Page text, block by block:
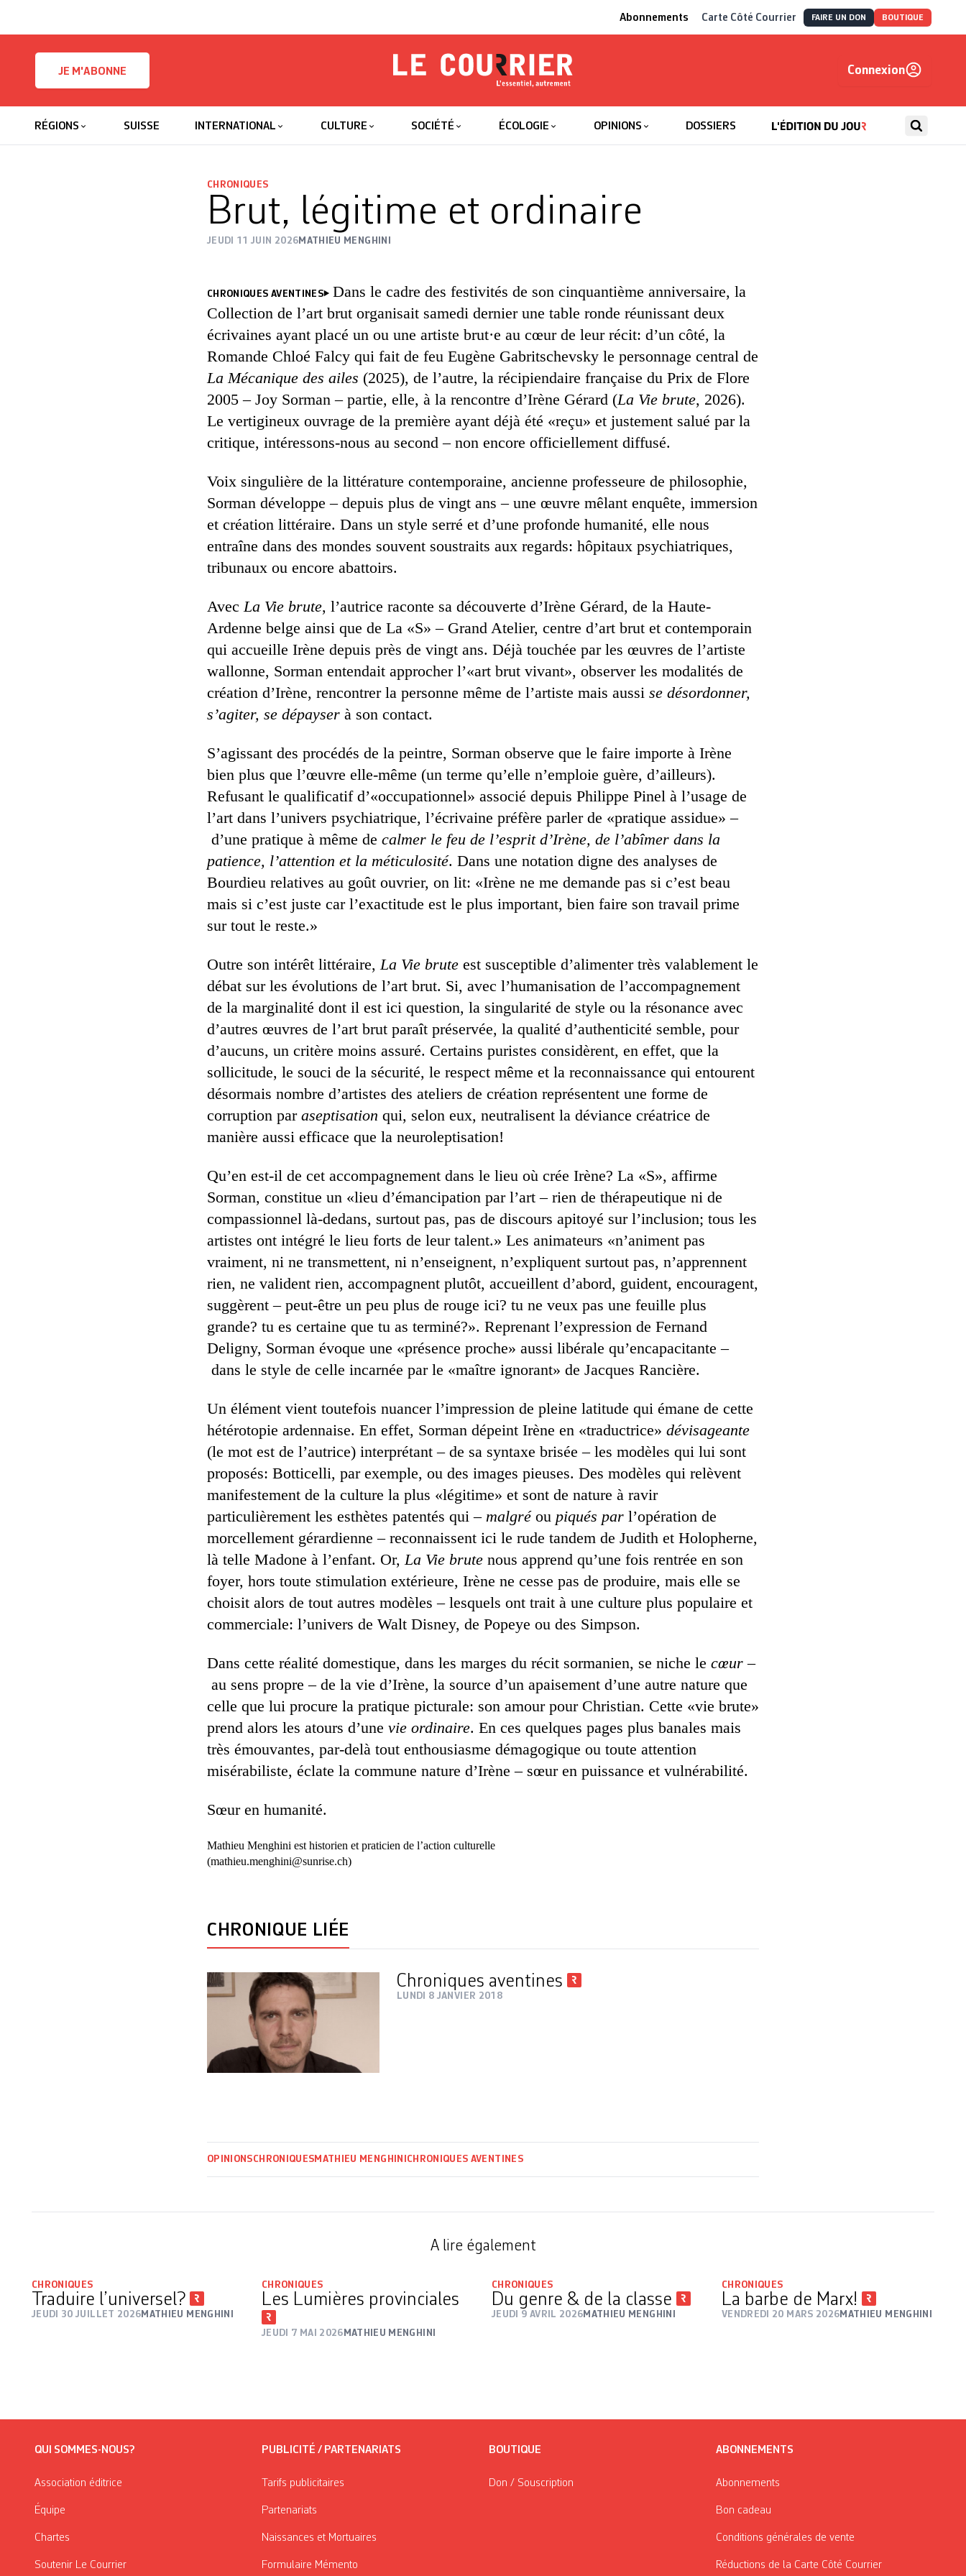
Abonnements Carte Côté Courrier FAIRE UN DON BOUTIQUE
JE M'ABONNE
Le Courrier
Connexion
RÉGIONS SUISSE INTERNATIONAL CULTURE SOCIÉTÉ ÉCOLOGIE OPINIONS DOSSIERS
CHRONIQUES
Brut, légitime et ordinaire
JEUDI 11 JUIN 2026 MATHIEU MENGHINI
CHRONIQUES AVENTINES
Dans le cadre des festivités de son cinquantième anniversaire, la
Collection de l’art brut organisait samedi dernier une table ronde réunissant deux
écrivaines ayant placé un ou une artiste brut·e au cœur de leur récit: d’un côté, la
Romande Chloé Falcy qui fait de feu Eugène Gabritschevsky le personnage central de
La Mécanique des ailes (2025), de l’autre, la récipiendaire française du Prix de Flore
2005 – Joy Sorman – partie, elle, à la rencontre d’Irène Gérard (La Vie brute, 2026).
Le vertigineux ouvrage de la première ayant déjà été «reçu» et justement salué par la
critique, intéressons-nous au second – non encore officiellement diffusé.
Voix singulière de la littérature contemporaine, ancienne professeure de philosophie,
Sorman développe – depuis plus de vingt ans – une œuvre mêlant enquête, immersion
et création littéraire. Dans un style serré et d’une profonde humanité, elle nous
entraîne dans des mondes souvent soustraits aux regards: hôpitaux psychiatriques,
tribunaux ou encore abattoirs.
AvecLa Vie brute, l’autrice raconte sa découverte d’Irène Gérard, de la Haute-
Ardenne belge ainsi que de La «S» – Grand Atelier, centre d’art brut et contemporain
qui accueille Irène depuis près de vingt ans. Déjà touchée par les œuvres de l’artiste
wallonne, Sorman entendait approcher l’«art brut vivant», observer les modalités de
création d’Irène, rencontrer la personne même de l’artiste mais aussi se désordonner,
s’agiter, se dépayser à son contact.
S’agissant des procédés de la peintre, Sorman observe que le faire importe à Irène
bien plus que l’œuvre elle-même (un terme qu’elle n’emploie guère, d’ailleurs).
Refusant le qualificatif d’«occupationnel» associé depuis Philippe Pinel à l’usage de
l’art dans l’univers psychiatrique, l’écrivaine préfère parler de «pratique assidue» –
d’une pratique à même de calmer le feu de l’esprit d’Irène, de l’abîmer dans la
patience, l’attention et la méticulosité. Dans une notation digne des analyses de
Bourdieu relatives au goût ouvrier, on lit: «Irène ne me demande pas si c’est beau
mais si c’est juste car l’exactitude est le plus important, bien faire son travail prime
sur tout le reste.»
Outre son intérêt littéraire,La Vie brute est susceptible d’alimenter très valablement le
débat sur les évolutions de l’art brut. Si, avec l’humanisation de l’accompagnement
de la marginalité dont il est ici question, la singularité de style ou la résonance avec
d’autres œuvres de l’art brut paraît préservée, la qualité d’authenticité semble, pour
d’aucuns, un critère moins assuré. Certains puristes considèrent, en effet, que la
sollicitude, le souci de la sécurité, le respect même et la reconnaissance qui entourent
désormais nombre d’artistes des ateliers de création représentent une forme de
corruption par aseptisation qui, selon eux, neutralisent la déviance créatrice de
manière aussi efficace que la neuroleptisation!
Qu’en est-il de cet accompagnement dans le lieu où crée Irène? La «S», affirme
Sorman, constitue un «lieu d’émancipation par l’art – rien de thérapeutique ni de
compassionnel là-dedans, surtout pas, pas de discours apitoyé sur l’inclusion; tous les
artistes ont intégré le lieu forts de leur talent.» Les animateurs «n’animent pas
vraiment, ni ne transmettent, ni n’enseignent, n’expliquent surtout pas, n’apprennent
rien, ne valident rien, accompagnent plutôt, accueillent d’abord, guident, encouragent,
suggèrent – peut-être un peu plus de rouge ici? tu ne veux pas une feuille plus
grande? tu es certaine que tu as terminé?». Reprenant l’expression de Fernand
Deligny, Sorman évoque une «présence proche» aussi libérale qu’encapacitante –
dans le style de celle incarnée par le «maître ignorant» de Jacques Rancière.
Un élément vient toutefois nuancer l’impression de pleine latitude qui émane de cette
hétérotopie ardennaise. En effet, Sorman dépeint Irène en «traductrice» dévisageante
(le mot est de l’autrice) interprétant – de sa syntaxe brisée – les modèles qui lui sont
proposés: Botticelli, par exemple, ou des images pieuses. Des modèles qui relèvent
manifestement de la culture la plus «légitime» et sont de nature à ravir
particulièrement les esthètes patentés qui – malgréou piqués par l’opération de
morcellement gérardienne – reconnaissent ici le rude tandem de Judith et Holopherne,
là telle Madone à l’enfant. Or,La Vie brute nous apprend qu’une fois rentrée en son
foyer, hors toute stimulation extérieure, Irène ne cesse pas de produire, mais elle se
choisit alors de tout autres modèles – lesquels ont trait à une culture plus populaire et
commerciale: l’univers de Walt Disney, de Popeye ou des Simpson.
Dans cette réalité domestique, dans les marges du récit sormanien, se niche le cœur –
au sens propre – de la vie d’Irène, la source d’un apaisement d’une autre nature que
celle que lui procure la pratique picturale: son amour pour Christian. Cette «vie brute»
prend alors les atours d’une vie ordinaire. En ces quelques pages plus banales mais
très émouvantes, par-delà tout enthousiasme démagogique ou toute attention
misérabiliste, éclate la commune nature d’Irène – sœur en puissance et vulnérabilité.
Sœur en humanité.
Mathieu Menghini est historien et praticien de l’action culturelle
(mathieu.menghini@sunrise.ch)
CHRONIQUE LIÉE
Chroniques aventines
LUNDI 8 JANVIER 2018
OPINIONSCHRONIQUES MATHIEU MENGHINI CHRONIQUES AVENTINES
A lire également
CHRONIQUES
Traduire l’universel?
JEUDI 30 JUILLET 2026 MATHIEU MENGHINI
CHRONIQUES
Les Lumières provinciales
JEUDI 7 MAI 2026 MATHIEU MENGHINI
CHRONIQUES
Du genre & de la classe
JEUDI 9 AVRIL 2026 MATHIEU MENGHINI
CHRONIQUES
La barbe de Marx!
VENDREDI 20 MARS 2026 MATHIEU MENGHINI
QUI SOMMES-NOUS?
Association éditrice
Équipe
Chartes
Soutenir Le Courrier
PUBLICITÉ / PARTENARIATS
Tarifs publicitaires
Partenariats
Naissances et Mortuaires
Formulaire Mémento
BOUTIQUE
Don / Souscription
ABONNEMENTS
Abonnements
Bon cadeau
Conditions générales de vente
Réductions de la Carte Côté Courrier